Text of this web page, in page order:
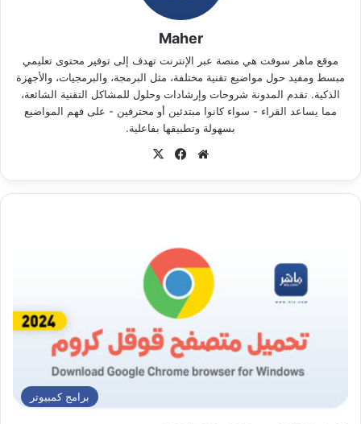
Maher
موقع ماهر سوفت هي منصة عبر الإنترنت تهدف إلى توفير محتوى تعليمي
مبسط ومفيد حول مواضيع تقنية مختلفة، مثل البرمجة، والبرمجيات، والأجهزة
الذكية. تقدم المدونة شروحات وإرشادات وحلول للمشاكل التقنية الشائعة،
مما يساعد القراء - سواء كانوا مبتدئين أو محترفين - على فهم المواضيع
بسهولة وتطبيقها بفاعلية.
موقع
فيسبوك
برامج كمبيوتر